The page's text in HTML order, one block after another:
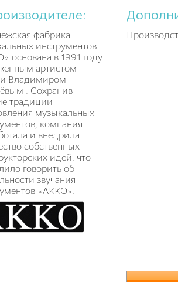
фабрика
инструментов
основана в 1991 году
артистом
Владимиром
. Сохранив
традиции
музыкальных
компания
и внедрила
собственных
идей, что
говорить об
звучания
«АККО».